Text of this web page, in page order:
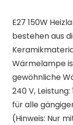
E27 150W
bestehen aus
Wärmelampe
gewöhnliche
240 V, Leistung:
für alle
(Hinweis: Nur